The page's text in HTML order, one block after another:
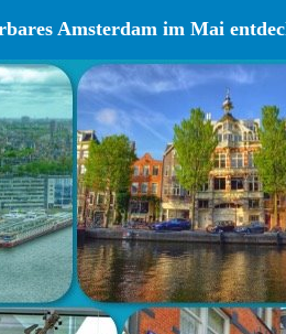
Amsterdam im Mai